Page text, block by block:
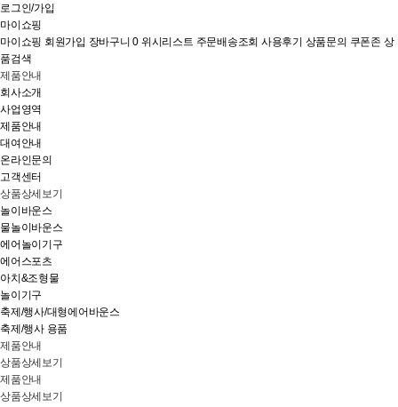
로그인/가입
마이쇼핑
마이쇼핑 회원가입 장바구니0 위시리스트 주문배송조회 사용후기 상품문의 쿠폰존 상
품검색
제품안내
회사소개
사업영역
제품안내
대여안내
온라인문의
고객센터
상품상세보기
놀이바운스
물놀이바운스
에어놀이기구
에어스포츠
아치&조형물
놀이기구
축제/행사/대형에어바운스
축제/행사 용품
제품안내
상품상세보기
제품안내
상품상세보기